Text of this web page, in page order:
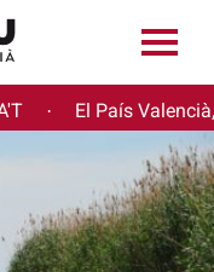
· El País